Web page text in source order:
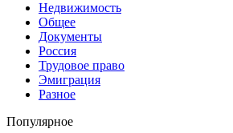
Недвижимость
Общее
Документы
Россия
Трудовое право
Эмиграция
Разное
Популярное